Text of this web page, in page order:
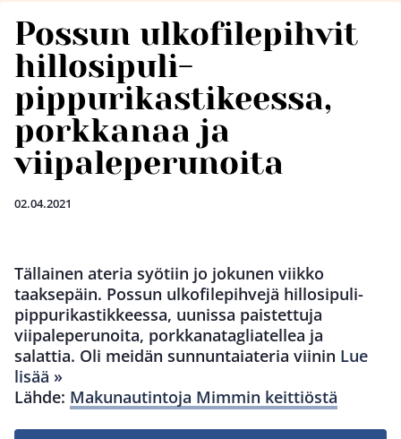
Possun ulkofilepihvit
hillosipuli-
pippurikastikeessa,
porkkanaa ja
viipaleperunoita
02.04.2021
Tällainen ateria syötiin jo jokunen viikko
taaksepäin. Possun ulkofilepihvejä hillosipuli-
pippurikastikkeessa, uunissa paistettuja
viipaleperunoita, porkkanatagliatellea ja
salattia. Oli meidän sunnuntaiateria viinin Lue
lisää »
Lähde: Makunautintoja Mimmin keittiöstä